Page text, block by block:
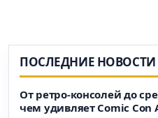
ПОСЛЕДНИЕ НОВОСТИ
От ретро-консолей до
чем удивляет Comic Con